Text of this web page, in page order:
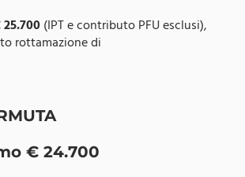
(IPT e contributo PFU esclusi),
rottamazione di
€ 24.700